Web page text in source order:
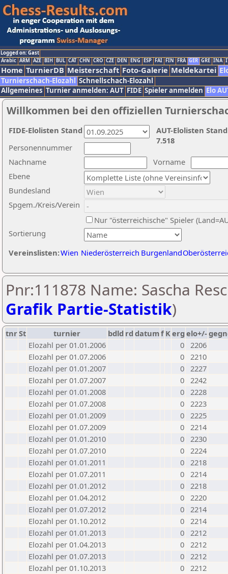
Logged on: Gast
Arabic ARM AZE BIH BUL CAT CHN CRO CZE DEN ENG ESP FAI FIN FRA GER GRE INA
Home TurnierDB Meisterschaft Foto-Galerie Meldekartei
Turnierschach-Elozahl Schnellschach-Elozahl
Allgemeines Turnier anmelden: AUT FIDE Spieler anmelden Elo
Willkommen bei den offiziellen
Nachname
Vorname
Ebene
Sortierung
Personennummer
Bundesland
Spgem./Kreis/Verein
Nur "österreichische" Spieler
Vereinslisten:Wien Niederösterreich Burgenland
AUT-Elolisten
7.518
FIDE-Elolisten Stand
Pnr:111878 Name: Sascha
Grafik Partie-Statistik)
tnrSt turnier bdld rd datumf Kerg elo+/-
Elozahl per 01.01.2006
0 2206
Elozahl per 01.07.2006
0 2210
Elozahl per 01.01.2007
0 2227
Elozahl per 01.07.2007
0 2242
Elozahl per 01.01.2008
0 2228
Elozahl per 01.07.2008
0 2223
Elozahl per 01.01.2009
0 2225
Elozahl per 01.07.2009
0 2214
Elozahl per 01.01.2010
0 2230
Elozahl per 01.07.2010
0 2224
Elozahl per 01.01.2011
0 2218
Elozahl per 01.07.2011
0 2214
Elozahl per 01.01.2012
0 2218
Elozahl per 01.04.2012
0 2220
Elozahl per 01.07.2012
0 2214
Elozahl per 01.10.2012
0 2214
Elozahl per 01.01.2013
0 2212
Elozahl per 01.04.2013
0 2212
Elozahl per 01.07.2013
0 2212
Elozahl per 01.10.2013
0 2212